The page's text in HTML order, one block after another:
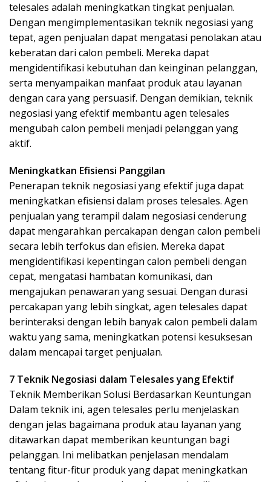
telesales adalah meningkatkan tingkat penjualan.
Dengan mengimplementasikan teknik negosiasi yang
tepat, agen penjualan dapat mengatasi penolakan atau
keberatan dari calon pembeli. Mereka dapat
mengidentifikasi kebutuhan dan keinginan pelanggan,
serta menyampaikan manfaat produk atau layanan
dengan cara yang persuasif. Dengan demikian, teknik
negosiasi yang efektif membantu agen telesales
mengubah calon pembeli menjadi pelanggan yang
aktif.
Meningkatkan Efisiensi Panggilan
Penerapan teknik negosiasi yang efektif juga dapat
meningkatkan efisiensi dalam proses telesales. Agen
penjualan yang terampil dalam negosiasi cenderung
dapat mengarahkan percakapan dengan calon pembeli
secara lebih terfokus dan efisien. Mereka dapat
mengidentifikasi kepentingan calon pembeli dengan
cepat, mengatasi hambatan komunikasi, dan
mengajukan penawaran yang sesuai. Dengan durasi
percakapan yang lebih singkat, agen telesales dapat
berinteraksi dengan lebih banyak calon pembeli dalam
waktu yang sama, meningkatkan potensi kesuksesan
dalam mencapai target penjualan.
7 Teknik Negosiasi dalam Telesales yang Efektif
Teknik Memberikan Solusi Berdasarkan Keuntungan
Dalam teknik ini, agen telesales perlu menjelaskan
dengan jelas bagaimana produk atau layanan yang
ditawarkan dapat memberikan keuntungan bagi
pelanggan. Ini melibatkan penjelasan mendalam
tentang fitur-fitur produk yang dapat meningkatkan